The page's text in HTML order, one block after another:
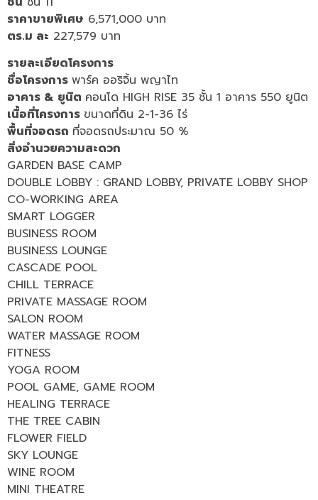
ราคาขายพิเศษ 6,571,000 บาท
ตร.ม ละ 227,579 บาท
รายละเอียดโครงการ
ชื่อโครงการ พาร์ค ออริจิ้น พญาไท
อาคาร & ยูนิต คอนโด HIGH RISE 35 ชั้น 1 อาคาร 550 ยูนิต
เนื้อที่โครงการ ขนาดที่ดิน 2-1-36 ไร่
พื้นที่จอดรถ ที่จอดรถประมาณ 50 %
สิ่งอำนวยความสะดวก
GARDEN BASE CAMP
DOUBLE LOBBY : GRAND LOBBY, PRIVATE LOBBY SHOP
CO-WORKING AREA
SMART LOGGER
BUSINESS ROOM
BUSINESS LOUNGE
CASCADE POOL
CHILL TERRACE
PRIVATE MASSAGE ROOM
SALON ROOM
WATER MASSAGE ROOM
FITNESS
YOGA ROOM
POOL GAME, GAME ROOM
HEALING TERRACE
THE TREE CABIN
FLOWER FIELD
SKY LOUNGE
WINE ROOM
MINI THEATRE